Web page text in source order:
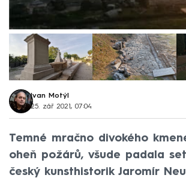
Ivan Motýl
25. zář 2021, 07:04
Temné mračno divokého
oheň požárů, všude padala
český kunsthistorik Jaromír